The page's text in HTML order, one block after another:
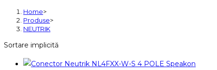
Home>
Produse>
NEUTRIK
Sortare implicită